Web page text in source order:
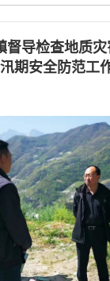
督导检查地质
汛期安全防范工